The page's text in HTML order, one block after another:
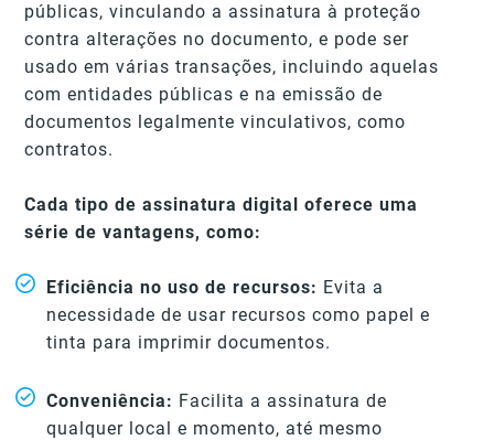
públicas, vinculando a assinatura à proteção
contra alterações no documento, e pode ser
usado em várias transações, incluindo aquelas
com entidades públicas e na emissão de
documentos legalmente vinculativos, como
contratos.
Cada tipo de assinatura digital oferece uma
série de vantagens, como:
Eficiência no uso de recursos: Evita a
necessidade de usar recursos como papel e
tinta para imprimir documentos.
Conveniência: Facilita a assinatura de
qualquer local e momento, até mesmo